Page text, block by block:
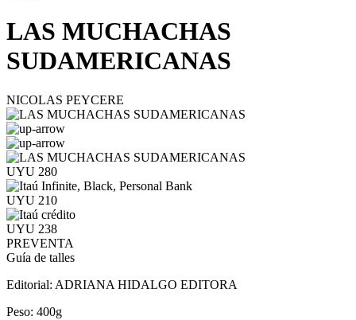
LAS MUCHACHAS
SUDAMERICANAS
NICOLAS PEYCERE
UYU 280
UYU 210
UYU 238
PREVENTA
Guía de talles
Editorial: ADRIANA HIDALGO EDITORA
Peso: 400g